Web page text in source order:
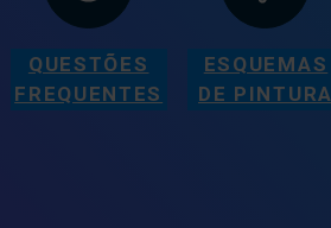
QUESTÕES
FREQUENTES
ESQUEMAS
DE PINTURA